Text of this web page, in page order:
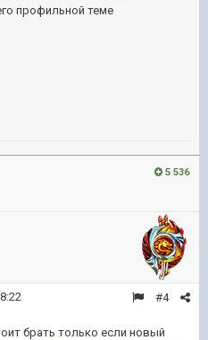
профильной теме
5 536
#4
брать только если новый